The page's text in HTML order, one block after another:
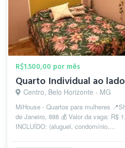
R$1.500,00 por mês
Centro, Belo Horizonte - MG
MiHouse - Quartos para mulheres
de Janeiro, 888 💰 Valor da vaga: R$
INCLUÍDO: (aluguel, condomínio,...